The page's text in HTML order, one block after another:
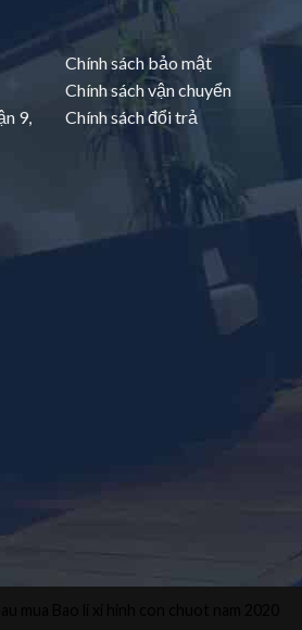
9,
Chính sách bảo mật
Chính sách vận chuyển
Chính sách đổi trả